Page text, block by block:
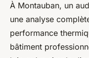
À Montauban, un
une analyse
performance
bâtiment